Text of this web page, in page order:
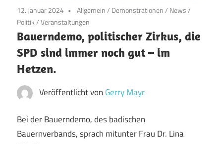
12. Januar 2024 Allgemein/ Demonstrationen/ News/
Politik/Veranstaltungen
Bauerndemo, politischer Zirkus, die
SPD sind immer noch gut – im
Hetzen.
Veröffentlicht von Gerry Mayr
Bei der Bauerndemo, des badischen
Bauernverbands, sprach mitunter Frau Dr. Lina